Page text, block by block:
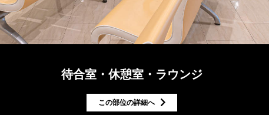
待合室・休憩室・ラウンジ
この部位の詳細へ